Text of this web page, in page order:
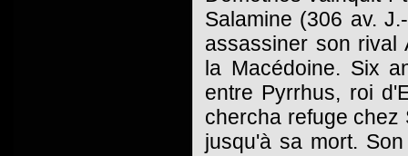
Salamine (306 av.
assassiner son rival
la Macédoine. Six
entre Pyrrhus, roi
chercha refuge chez
jusqu'à sa mort.